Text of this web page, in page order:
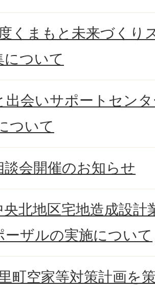
くまもと未来づくり
について
出会いサポートセン
ついて
談会開催のお知らせ
央北地区宅地造成設計
ーザルの実施について
町空家等対策計画を